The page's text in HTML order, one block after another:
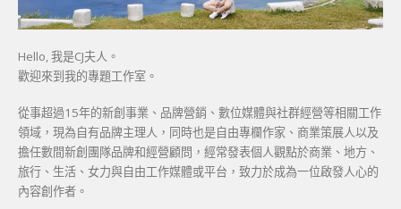
Hello, 我是CJ夫人。
歡迎來到我的專題工作室。
從事超過15年的新創事業、品牌營銷、數位媒體與社群經營等相關工作
領域，現為自有品牌主理人，同時也是自由專欄作家、商業策展人以及
擔任數間新創團隊品牌和經營顧問，經常發表個人觀點於商業、地方、
旅行、生活、女力與自由工作媒體或平台，致力於成為一位啟發人心的
內容創作者。